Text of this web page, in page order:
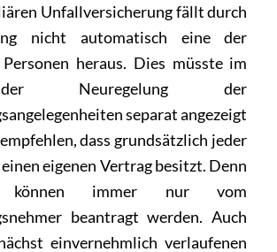
Unfallversicherung fällt durch
nicht automatisch eine der
heraus. Dies müsste im
Neuregelung der
separat angezeigt
dass grundsätzlich jeder
eigenen Vertrag besitzt. Denn
können immer nur vom
beantragt werden. Auch
einvernehmlich verlaufenen